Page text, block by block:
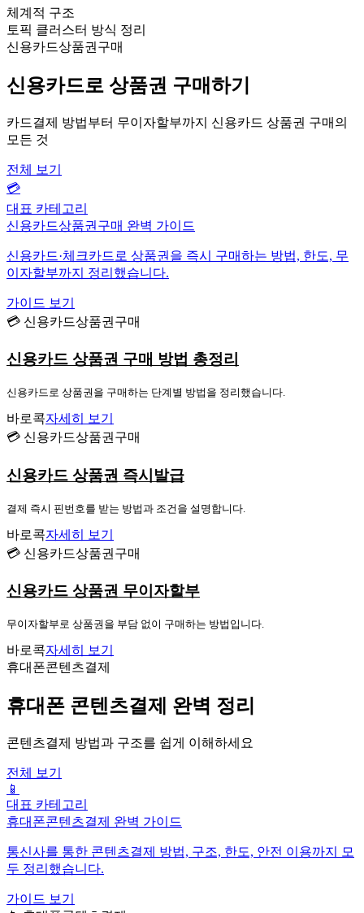
체계적 구조
토픽 클러스터 방식 정리
신용카드상품권구매
신용카드로 상품권 구매하기
카드결제 방법부터 무이자할부까지 신용카드 상품권 구매의
모든 것
전체 보기
💳
대표 카테고리
신용카드상품권구매 완벽 가이드
신용카드·체크카드로 상품권을 즉시 구매하는 방법, 한도, 무
이자할부까지 정리했습니다.
가이드 보기
💳 신용카드상품권구매
신용카드 상품권 구매 방법 총정리
신용카드로 상품권을 구매하는 단계별 방법을 정리했습니다.
바로콕자세히 보기
💳 신용카드상품권구매
신용카드 상품권 즉시발급
결제 즉시 핀번호를 받는 방법과 조건을 설명합니다.
바로콕자세히 보기
💳 신용카드상품권구매
신용카드 상품권 무이자할부
무이자할부로 상품권을 부담 없이 구매하는 방법입니다.
바로콕자세히 보기
휴대폰콘텐츠결제
휴대폰 콘텐츠결제 완벽 정리
콘텐츠결제 방법과 구조를 쉽게 이해하세요
전체 보기
📱
대표 카테고리
휴대폰콘텐츠결제 완벽 가이드
통신사를 통한 콘텐츠결제 방법, 구조, 한도, 안전 이용까지 모
두 정리했습니다.
가이드 보기